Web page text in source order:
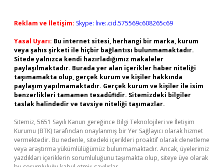
Reklam ve İletişim: Skype: live:.cid.575569c608265c69
Yasal Uyarı: Bu internet sitesi, herhangi bir marka, kurum
veya şahıs şirketi ile hiçbir bağlantısı bulunmamaktadır.
Sitede yalnızca kendi hazırladığımız makaleler
paylaşılmaktadır. Burada yer alan içerikler haber niteliği
taşımamakta olup, gerçek kurum ve kişiler hakkında
paylaşım yapılmamaktadır. Gerçek kurum ve kişiler ile isim
benzerlikleri tamamen tesadüfidir. Sitemizdeki bilgiler
taslak halindedir ve tavsiye niteliği taşımazlar.
Sitemiz, 5651 Sayılı Kanun gereğince Bilgi Teknolojileri ve İletişim
Kurumu (BTK) tarafından onaylanmış bir Yer Sağlayıcı olarak hizmet
vermektedir. Bu nedenle, sitedeki içerikleri proaktif olarak denetleme
veya araştırma yükümlülüğümüz bulunmamaktadır. Ancak, üyelerimiz
yazdıkları içeriklerin sorumluluğunu taşımakta olup, siteye üye olarak